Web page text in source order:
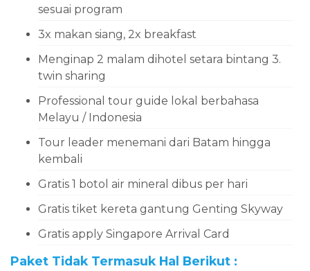
sesuai program
3x makan siang, 2x breakfast
Menginap 2 malam dihotel setara bintang 3.
twin sharing
Professional tour guide lokal berbahasa
Melayu / Indonesia
Tour leader menemani dari Batam hingga
kembali
Gratis 1 botol air mineral dibus per hari
Gratis tiket kereta gantung Genting Skyway
Gratis apply Singapore Arrival Card
Paket Tidak Termasuk Hal Berikut :